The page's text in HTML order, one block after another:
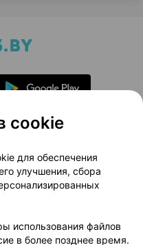
проекта
маркетинг
Доставка
Партнеры
cookie
для обеспечения
улучшения, сбора
использования файлов
в более позднее время.